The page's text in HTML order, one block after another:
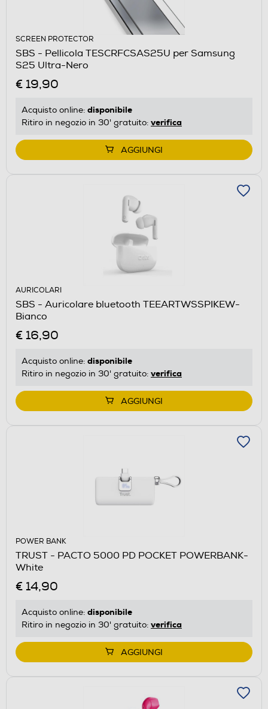
SCREEN PROTECTOR
SBS - Pellicola TESCRFCSAS25U per Samsung
S25 Ultra-Nero
€ 19,90
Acquisto online: disponibile
Ritiro in negozio in 30' gratuito: verifica
AGGIUNGI
AURICOLARI
SBS - Auricolare bluetooth TEEARTWSSPIKEW-
Bianco
€ 16,90
Acquisto online: disponibile
Ritiro in negozio in 30' gratuito: verifica
AGGIUNGI
POWER BANK
TRUST - PACTO 5000 PD POCKET POWERBANK-
White
€ 14,90
Acquisto online: disponibile
Ritiro in negozio in 30' gratuito: verifica
AGGIUNGI